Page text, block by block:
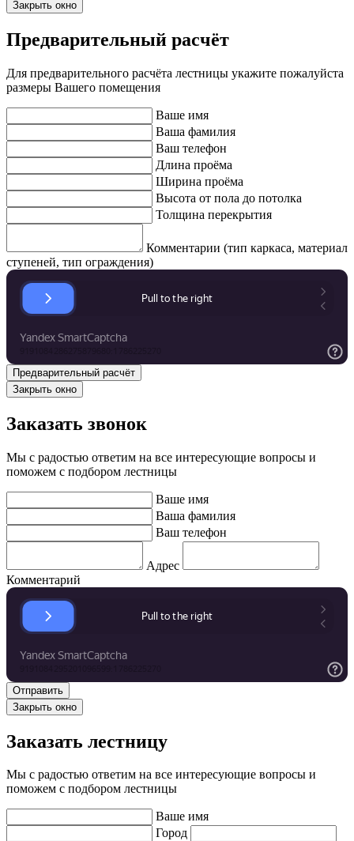
Закрыть окно
Предварительный расчёт
Для предварительного расчёта лестницы укажите пожалуйста
размеры Вашего помещения
Ваше имя
Ваша фамилия
Ваш телефон
Длина проёма
Ширина проёма
Высота от пола до потолка
Толщина перекрытия
Комментарии (тип каркаса, материал
ступеней, тип ограждения)
Закрыть окно
Заказать звонок
Мы с радостью ответим на все интересующие вопросы и
поможем с подбором лестницы
Ваше имя
Ваша фамилия
Ваш телефон
Адрес
Комментарий
Закрыть окно
Заказать лестницу
Мы с радостью ответим на все интересующие вопросы и
поможем с подбором лестницы
Ваше имя
Город